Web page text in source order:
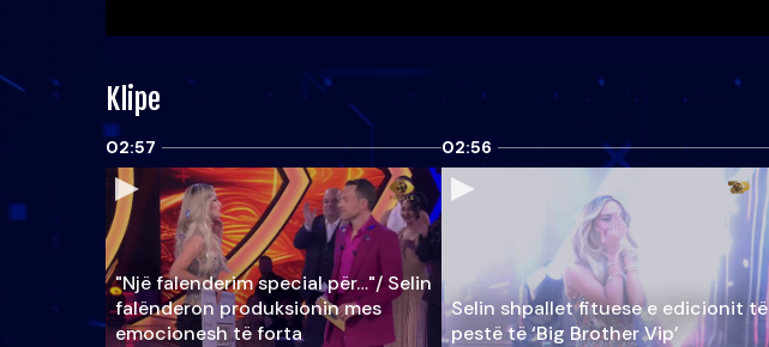
Klipe
02:57
"Një falenderim special për…"/ Selin
falënderon produksionin mes
emocionesh të forta
02:56
Selin shpallet fituese e edicionit të
pestë të ‘Big Brother Vip’